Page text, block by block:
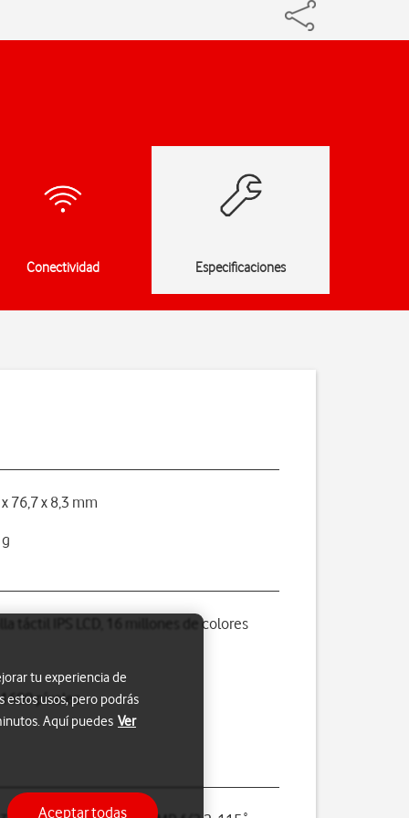
Conectividad Especificaciones
76,7 x 8,3 mm
táctil IPS LCD, 16 millones de colores
píxeles
tu experiencia de
estos usos, pero podrás
Aquí puedes Ver
Aceptar todas